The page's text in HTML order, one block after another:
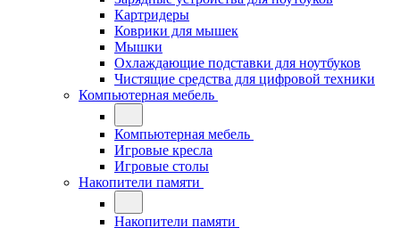
Картридеры
Коврики для мышек
Мышки
Охлаждающие подставки для ноутбуков
Чистящие средства для цифровой техники
Компьютерная мебель
Компьютерная мебель
Игровые кресла
Игровые столы
Накопители памяти
Накопители памяти